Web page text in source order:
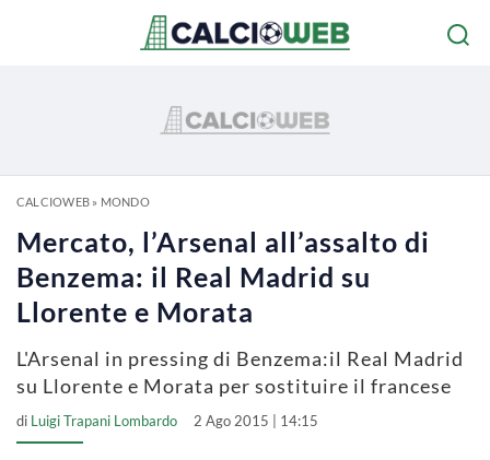
CALCIOWEB» MONDO
Mercato, l’Arsenal all’assalto di
Benzema: il Real Madrid su
Llorente e Morata
L'Arsenal in pressing di Benzema:il Real Madrid
su Llorente e Morata per sostituire il francese
di Luigi Trapani Lombardo 2 Ago 2015 | 14:15